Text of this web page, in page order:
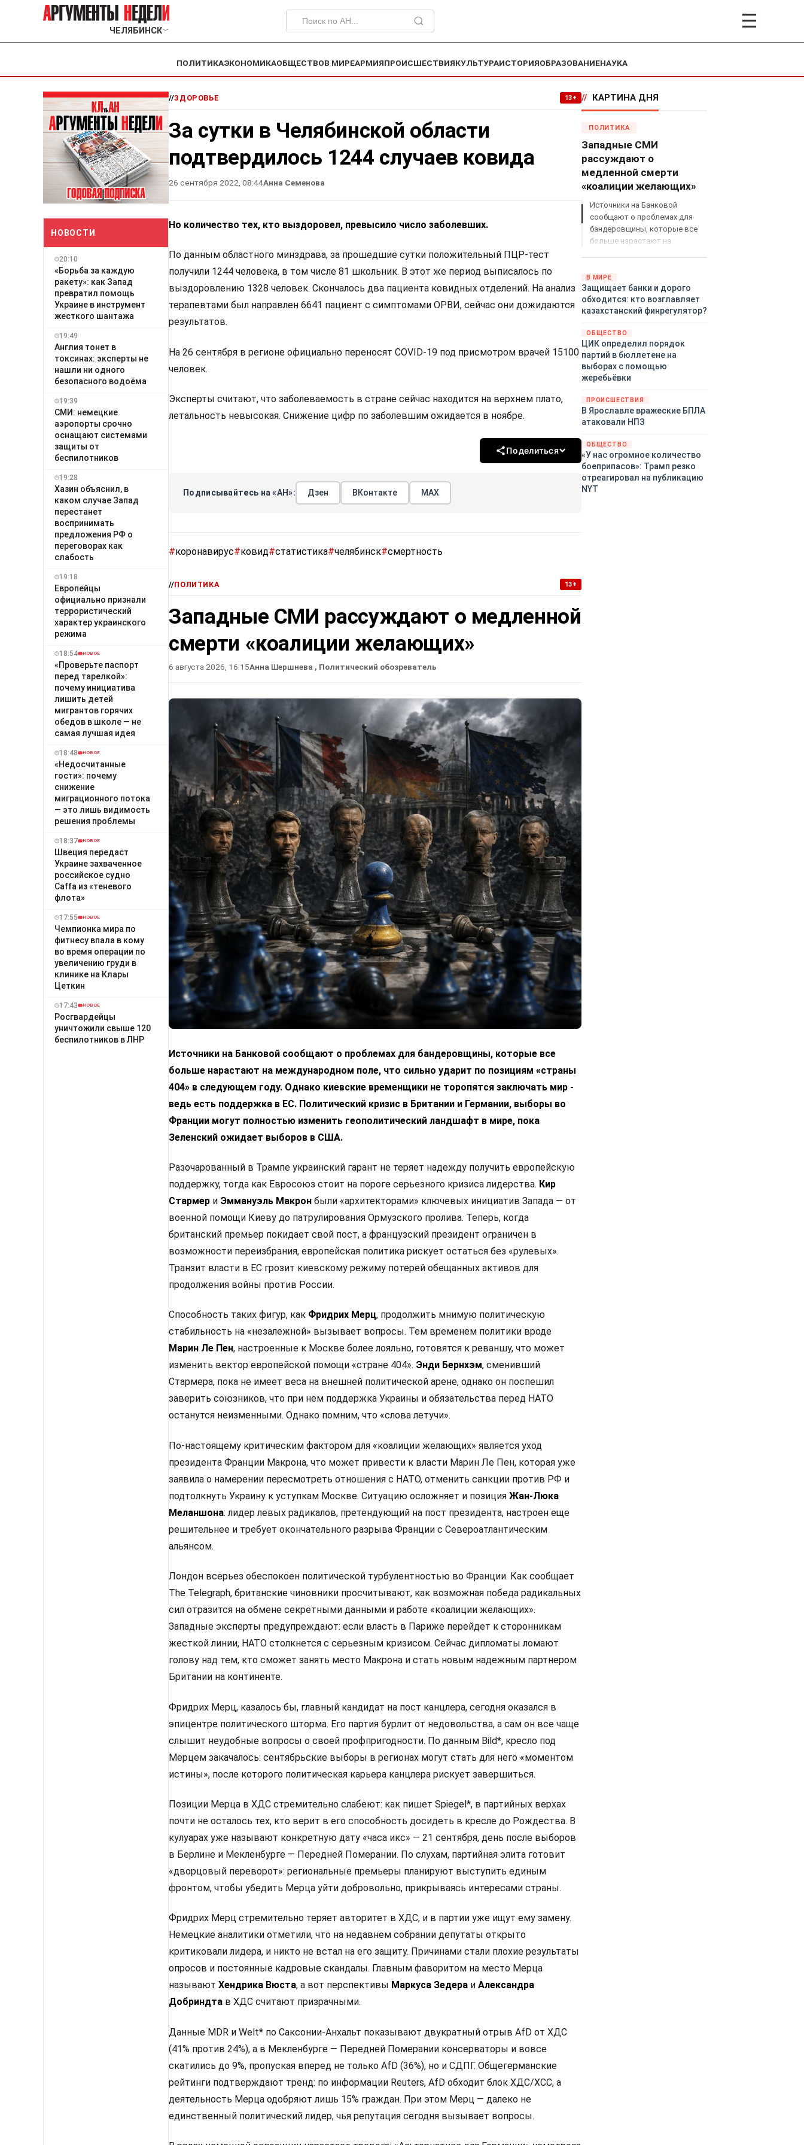
ЧЕЛЯБИНСК﹀ ☰
ПОЛИТИКАЭКОНОМИКАОБЩЕСТВОВ МИРЕАРМИЯПРОИСШЕСТВИЯКУЛЬТУРАИСТОРИЯОБРАЗОВАНИЕНАУКА
НОВОСТИ
20:10
«Борьба за каждую
ракету»: как Запад
превратил помощь
Украине в инструмент
жесткого шантажа
19:49
Англия тонет в
токсинах: эксперты не
нашли ни одного
безопасного водоёма
19:39
СМИ: немецкие
аэропорты срочно
оснащают системами
защиты от
беспилотников
19:28
Хазин объяснил, в
каком случае Запад
перестанет
воспринимать
предложения РФ о
переговорах как
слабость
19:18
Европейцы
официально признали
террористический
характер украинского
режима
18:54 НОВОЕ
«Проверьте паспорт
перед тарелкой»:
почему инициатива
лишить детей
мигрантов горячих
обедов в школе — не
самая лучшая идея
18:48 НОВОЕ
«Недосчитанные
гости»: почему
снижение
миграционного потока
— это лишь видимость
решения проблемы
18:37 НОВОЕ
Швеция передаст
Украине захваченное
российское судно
Caffa из «теневого
флота»
17:55 НОВОЕ
Чемпионка мира по
фитнесу впала в кому
во время операции по
увеличению груди в
клинике на Клары
Цеткин
17:43 НОВОЕ
Росгвардейцы
уничтожили свыше 120
беспилотников в ЛНР
//ЗДОРОВЬЕ 13+
За сутки в Челябинской области
подтвердилось 1244 случаев ковида
26 сентября 2022, 08:44Анна Семенова
Но количество тех, кто выздоровел, превысило число заболевших.
По данным областного минздрава, за прошедшие сутки положительный ПЦР-тест
получили 1244 человека, в том числе 81 школьник. В этот же период выписалось по
выздоровлению 1328 человек. Скончалось два пациента ковидных отделений. На анализ
терапевтами был направлен 6641 пациент с симптомами ОРВИ, сейчас они дожидаются
результатов.
На 26 сентября в регионе официально переносят COVID-19 под присмотром врачей 15100
человек.
Эксперты считают, что заболеваемость в стране сейчас находится на верхнем плато,
летальность невысокая. Снижение цифр по заболевшим ожидается в ноябре.
Поделиться
Подписывайтесь на «АН»: Дзен ВКонтакте МАХ
#коронавирус#ковид#статистика#челябинск#смертность
//ПОЛИТИКА 13+
Западные СМИ рассуждают о медленной
смерти «коалиции желающих»
6 августа 2026, 16:15Анна Шершнева , Политический обозреватель
Источники на Банковой сообщают о проблемах для бандеровщины, которые все
больше нарастают на международном поле, что сильно ударит по позициям «страны
404» в следующем году. Однако киевские временщики не торопятся заключать мир -
ведь есть поддержка в ЕС. Политический кризис в Британии и Германии, выборы во
Франции могут полностью изменить геополитический ландшафт в мире, пока
Зеленский ожидает выборов в США.
Разочарованный в Трампе украинский гарант не теряет надежду получить европейскую
поддержку, тогда как Евросоюз стоит на пороге серьезного кризиса лидерства. Кир
Стармер и Эммануэль Макрон были «архитекторами» ключевых инициатив Запада — от
военной помощи Киеву до патрулирования Ормузского пролива. Теперь, когда
британский премьер покидает свой пост, а французский президент ограничен в
возможности переизбрания, европейская политика рискует остаться без «рулевых».
Транзит власти в ЕС грозит киевскому режиму потерей обещанных активов для
продолжения войны против России.
Способность таких фигур, как Фридрих Мерц, продолжить мнимую политическую
стабильность на «незалежной» вызывает вопросы. Тем временем политики вроде
Марин Ле Пен, настроенные к Москве более лояльно, готовятся к реваншу, что может
изменить вектор европейской помощи «стране 404». Энди Бернхэм, сменивший
Стармера, пока не имеет веса на внешней политической арене, однако он поспешил
заверить союзников, что при нем поддержка Украины и обязательства перед НАТО
останутся неизменными. Однако помним, что «слова летучи».
По-настоящему критическим фактором для «коалиции желающих» является уход
президента Франции Макрона, что может привести к власти Марин Ле Пен, которая уже
заявила о намерении пересмотреть отношения с НАТО, отменить санкции против РФ и
подтолкнуть Украину к уступкам Москве. Ситуацию осложняет и позиция Жан-Люка
Меланшона: лидер левых радикалов, претендующий на пост президента, настроен еще
решительнее и требует окончательного разрыва Франции с Североатлантическим
альянсом.
Лондон всерьез обеспокоен политической турбулентностью во Франции. Как сообщает
The Telegraph, британские чиновники просчитывают, как возможная победа радикальных
сил отразится на обмене секретными данными и работе «коалиции желающих».
Западные эксперты предупреждают: если власть в Париже перейдет к сторонникам
жесткой линии, НАТО столкнется с серьезным кризисом. Сейчас дипломаты ломают
голову над тем, кто сможет занять место Макрона и стать новым надежным партнером
Британии на континенте.
Фридрих Мерц, казалось бы, главный кандидат на пост канцлера, сегодня оказался в
эпицентре политического шторма. Его партия бурлит от недовольства, а сам он все чаще
слышит неудобные вопросы о своей профпригодности. По данным Bild*, кресло под
Мерцем закачалось: сентябрьские выборы в регионах могут стать для него «моментом
истины», после которого политическая карьера канцлера рискует завершиться.
Позиции Мерца в ХДС стремительно слабеют: как пишет Spiegel*, в партийных верхах
почти не осталось тех, кто верит в его способность досидеть в кресле до Рождества. В
кулуарах уже называют конкретную дату «часа икс» — 21 сентября, день после выборов
в Берлине и Мекленбурге — Передней Померании. По слухам, партийная элита готовит
«дворцовый переворот»: региональные премьеры планируют выступить единым
фронтом, чтобы убедить Мерца уйти добровольно, прикрываясь интересами страны.
Фридрих Мерц стремительно теряет авторитет в ХДС, и в партии уже ищут ему замену.
Немецкие аналитики отметили, что на недавнем собрании депутаты открыто
критиковали лидера, и никто не встал на его защиту. Причинами стали плохие результаты
опросов и постоянные кадровые скандалы. Главным фаворитом на место Мерца
называют Хендрика Вюста, а вот перспективы Маркуса Зедера и Александра
Добриндта в ХДС считают призрачными.
Данные MDR и Welt* по Саксонии-Анхальт показывают двукратный отрыв AfD от ХДС
(41% против 24%), а в Мекленбурге — Передней Померании консерваторы и вовсе
скатились до 9%, пропуская вперед не только AfD (36%), но и СДПГ. Общегерманские
рейтинги подтверждают тренд: по информации Reuters, AfD обходит блок ХДС/ХСС, а
деятельность Мерца одобряют лишь 15% граждан. При этом Мерц — далеко не
единственный политический лидер, чья репутация сегодня вызывает вопросы.
// КАРТИНА ДНЯ
ПОЛИТИКА
Западные СМИ
рассуждают о
медленной смерти
«коалиции желающих»
Источники на Банковой
сообщают о проблемах для
бандеровщины, которые все
больше нарастают на
«страны 404» в следующем
году. Однако киевские
временщики не торопятся
заключать мир - ведь есть
Политический кризис в
Британии и Германии, выборы
во Франции могут полностью
изменить геополитический
ландшафт в мире, пока
Зеленский ожидает выборов
в США.
В МИРЕ
Защищает банки и дорого
обходится: кто возглавляет
казахстанский финрегулятор?
ОБЩЕСТВО
ЦИК определил порядок
партий в бюллетене на
выборах с помощью
жеребьёвки
ПРОИСШЕСТВИЯ
В Ярославле вражеские БПЛА
атаковали НПЗ
ОБЩЕСТВО
«У нас огромное количество
боеприпасов»: Трамп резко
отреагировал на публикацию
NYT